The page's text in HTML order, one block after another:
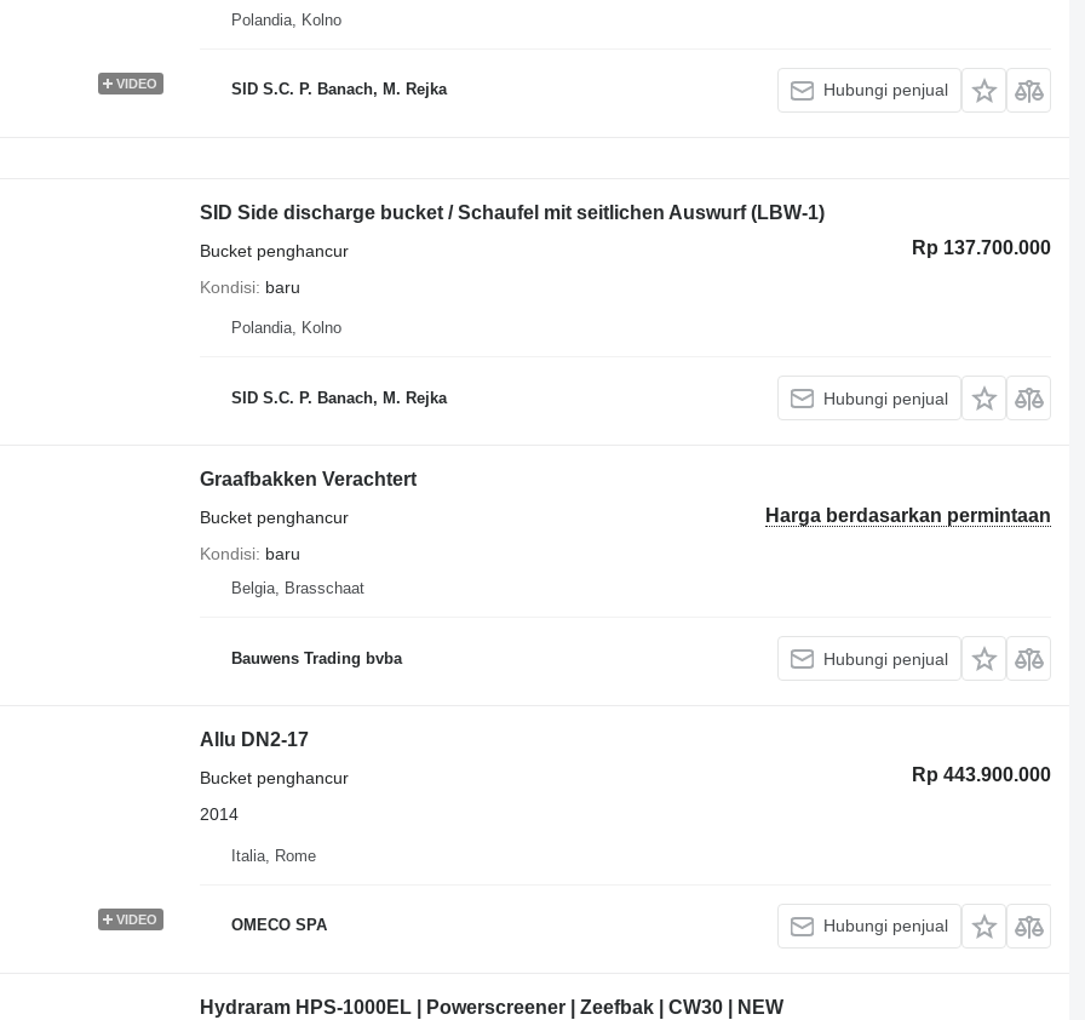
VIDEO
Polandia, Kolno
SID S.C. P. Banach, M. Rejka Hubungi penjual
SID Side discharge bucket / Schaufel mit seitlichen Auswurf (LBW-1)
Rp 137.700.000
Bucket penghancur
Kondisi baru
Polandia, Kolno
SID S.C. P. Banach, M. Rejka Hubungi penjual
Graafbakken Verachtert
Harga berdasarkan permintaan
Bucket penghancur
Kondisi baru
Belgia, Brasschaat
Bauwens Trading bvba Hubungi penjual
VIDEO
Allu DN2-17
Rp 443.900.000
Bucket penghancur
2014
Italia, Rome
OMECO SPA Hubungi penjual
Hydraram HPS-1000EL | Powerscreener | Zeefbak | CW30 | NEW